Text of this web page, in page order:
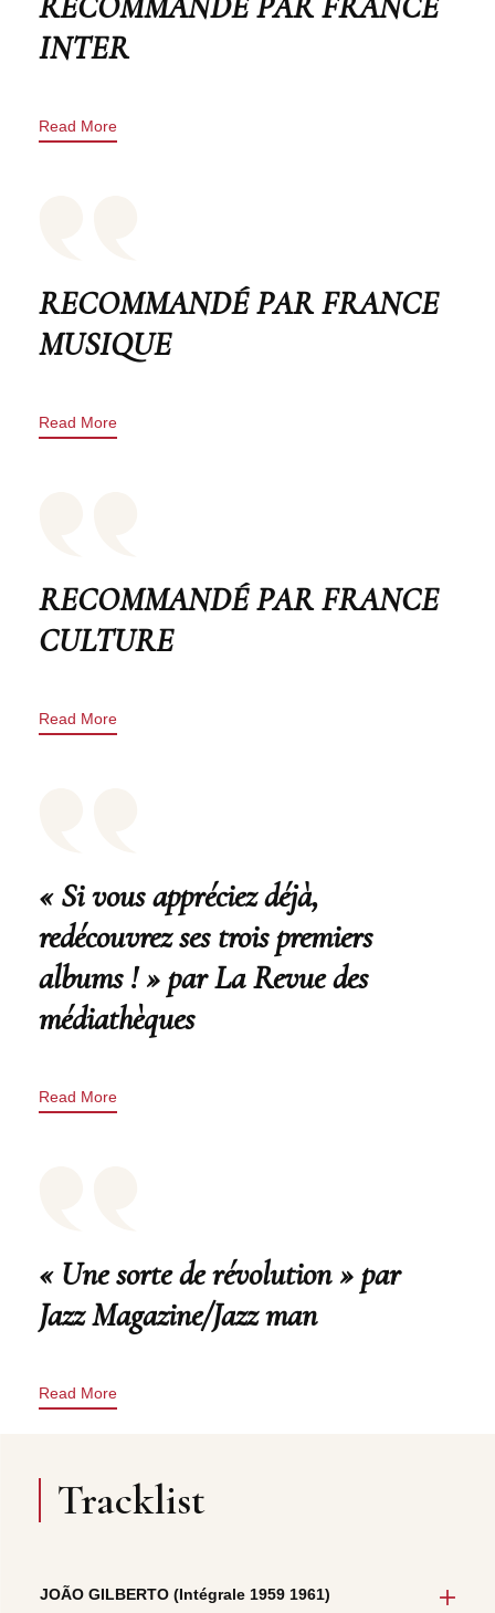
INTER
Read More
RECOMMANDÉ PAR FRANCE
MUSIQUE
Read More
RECOMMANDÉ PAR FRANCE
CULTURE
Read More
« Si vous appréciez déjà,
redécouvrez ses trois premiers
albums ! » par La Revue des
médiathèques
Read More
« Une sorte de révolution » par
Jazz Magazine/Jazz man
Read More
Tracklist
JOÃO GILBERTO (Intégrale 1959 1961)